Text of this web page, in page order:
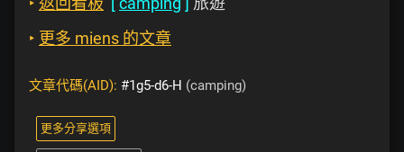
‣ 更多 miens 的文章
文章代碼(AID): #1g5-d6-H (camping)
更多分享選項